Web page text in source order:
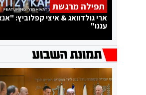
תפילה מרגשת
ארי גולדוואג & איצי קפלוביץ:
עננו"